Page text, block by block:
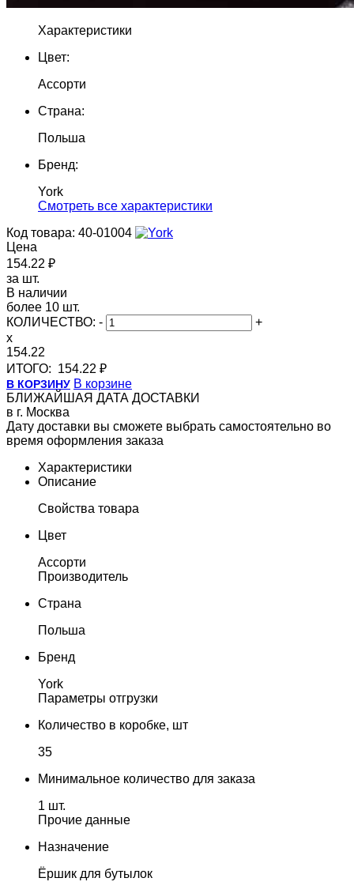
Характеристики
Цвет:
Ассорти
Страна:
Польша
Бренд:
York
Cмотреть все характеристики
Код товара: 40-01004
Цена
154.22 ₽
за шт.
В наличии
более 10 шт.
КОЛИЧЕСТВО: -
+
x
154.22
ИТОГО: 154.22 ₽
В КОРЗИНУ В корзине
БЛИЖАЙШАЯ ДАТА ДОСТАВКИ
в г. Москва
Дату доставки вы сможете выбрать самостоятельно во
время оформления заказа
Характеристики
Описание
Свойства товара
Цвет
Ассорти
Производитель
Страна
Польша
Бренд
York
Параметры отгрузки
Количество в коробке, шт
35
Минимальное количество для заказа
1 шт.
Прочие данные
Назначение
Ёршик для бутылок